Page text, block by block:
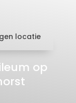
op